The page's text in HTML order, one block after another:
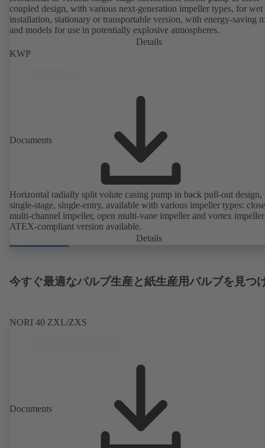
coupled design, with various next-generation impeller types, for
installation, stationary or transportable version, with energy-saving
and models for use in potentially explosive atmospheres.
Details
KWP
Documents
Horizontal radially split volute casing pump in back pull-out design,
single-stage, single-entry, available with various impeller types:
multi-channel impeller, open multi-vane impeller and vortex
ATEX-compliant version available.
Details
今すぐ最適なパルプ生産と紙生産用バルブを見つ
NORI 40 ZXL/ZXS
Documents